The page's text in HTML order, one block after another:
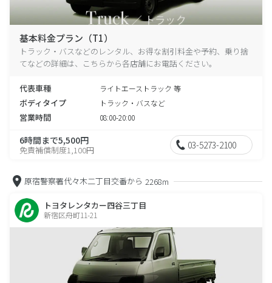
基本料金プラン（T1）
トラック・バスなどのレンタル、お得な割引料金や予約、乗り捨
てなどの詳細は、こちらから各店舗にお電話ください。
代表車種 ライトエーストラック 等
ボディタイプ トラック・バスなど
営業時間 08:00-20:00
6時間まで5,500円
免責補償制度1,100円 03-5273-2100
原宿警察署代々木二丁目交番から 2268m
トヨタレンタカー四谷三丁目
新宿区舟町11-21